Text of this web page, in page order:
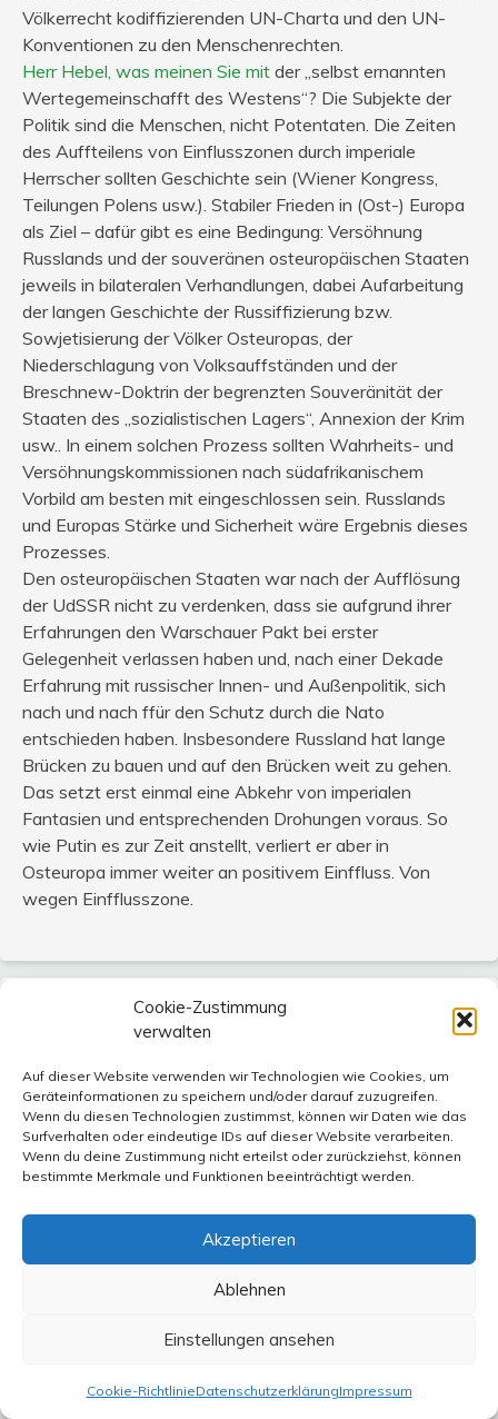
Cookie-Zustimmung
verwalten
Auf dieser Website verwenden wir Technologien wie Cookies, um
Geräteinformationen zu speichern und/oder darauf zuzugreifen.
Wenn du diesen Technologien zustimmst, können wir Daten wie das
Surfverhalten oder eindeutige IDs auf dieser Website verarbeiten.
Wenn du deine Zustimmung nicht erteilst oder zurückziehst, können
bestimmte Merkmale und Funktionen beeinträchtigt werden.
Akzeptieren
Ablehnen
Einstellungen ansehen
Cookie-RichtlinieDatenschutzerklärungImpressum
Völkerrecht kodiffizierenden UN-Charta und den UN-
Konventionen zu den Menschenrechten.
Herr Hebel, was meinen Sie mit der „selbst ernannten
Wertegemeinschafft des Westens“? Die Subjekte der
Politik sind die Menschen, nicht Potentaten. Die Zeiten
des Auffteilens von Einflusszonen durch imperiale
Herrscher sollten Geschichte sein (Wiener Kongress,
Teilungen Polens usw.). Stabiler Frieden in (Ost-) Europa
als Ziel – dafür gibt es eine Bedingung: Versöhnung
Russlands und der souveränen osteuropäischen Staaten
jeweils in bilateralen Verhandlungen, dabei Aufarbeitung
der langen Geschichte der Russiffizierung bzw.
Sowjetisierung der Völker Osteuropas, der
Niederschlagung von Volksauffständen und der
Breschnew-Doktrin der begrenzten Souveränität der
Staaten des „sozialistischen Lagers“, Annexion der Krim
usw.. In einem solchen Prozess sollten Wahrheits- und
Versöhnungskommissionen nach südafrikanischem
Vorbild am besten mit eingeschlossen sein. Russlands
und Europas Stärke und Sicherheit wäre Ergebnis dieses
Prozesses.
Den osteuropäischen Staaten war nach der Aufflösung
der UdSSR nicht zu verdenken, dass sie aufgrund ihrer
Erfahrungen den Warschauer Pakt bei erster
Gelegenheit verlassen haben und, nach einer Dekade
Erfahrung mit russischer Innen- und Außenpolitik, sich
nach und nach ffür den Schutz durch die Nato
entschieden haben. Insbesondere Russland hat lange
Brücken zu bauen und auf den Brücken weit zu gehen.
Das setzt erst einmal eine Abkehr von imperialen
Fantasien und entsprechenden Drohungen voraus. So
wie Putin es zur Zeit anstellt, verliert er aber in
Osteuropa immer weiter an positivem Einffluss. Von
wegen Einfflusszone.
9. Februar 2022 um 13:19 Uhr
zu @ Klaus Philipp
Ich denke das sie reines Wunschdenken, das ich zwar
gerne teilen würde, beschrieben haben. Letzte Woche
stand in der FR sinngemäß das die Regierungschefin von
der Nato sein . Dann kam die Antwort aus China einen
Tag später dass das nicht passieren wird. Nur soviel zu
Manfred Heinzmann sagt: